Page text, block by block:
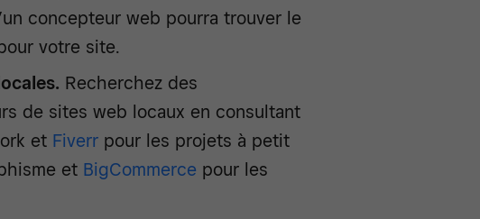
concepteur web pourra trouver le
votre site.
Recherchez des
de sites web locaux en consultant
et Fiverr pour les projets à petit
et BigCommerce pour les